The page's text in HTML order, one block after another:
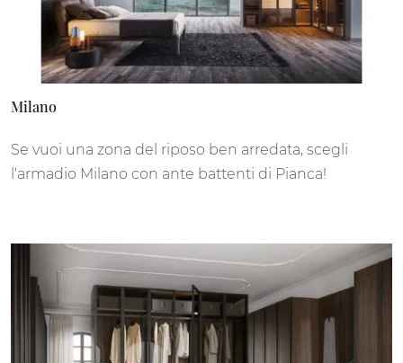
Milano
Se vuoi una zona del riposo ben arredata, scegli
l'armadio Milano con ante battenti di Pianca!